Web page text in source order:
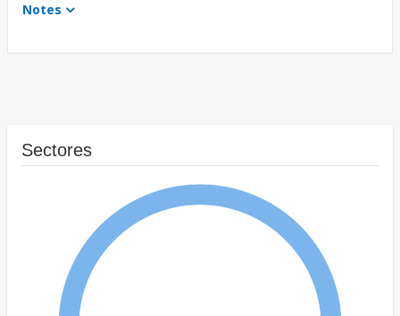
Notes
Sectores